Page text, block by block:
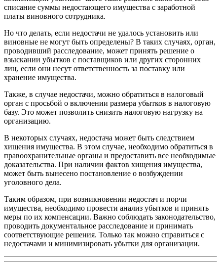
списание суммы недостающего имущества с заработной
платы виновного сотрудника.
Но что делать, если недостачи не удалось установить или
виновные не могут быть определены? В таких случаях, орган,
проводивший расследование, может принять решение о
взыскании убытков с поставщиков или других сторонних
лиц, если они несут ответственность за поставку или
хранение имущества.
Также, в случае недостачи, можно обратиться в налоговый
орган с просьбой о включении размера убытков в налоговую
базу. Это может позволить снизить налоговую нагрузку на
организацию.
В некоторых случаях, недостача может быть следствием
хищения имущества. В этом случае, необходимо обратиться в
правоохранительные органы и предоставить все необходимые
доказательства. При наличии фактов хищения имущества,
может быть вынесено постановление о возбуждении
уголовного дела.
Таким образом, при возникновении недостач и порчи
имущества, необходимо провести анализ убытков и принять
меры по их компенсации. Важно соблюдать законодательство,
проводить документальное расследование и принимать
соответствующие решения. Только так можно справиться с
недостачами и минимизировать убытки для организации.